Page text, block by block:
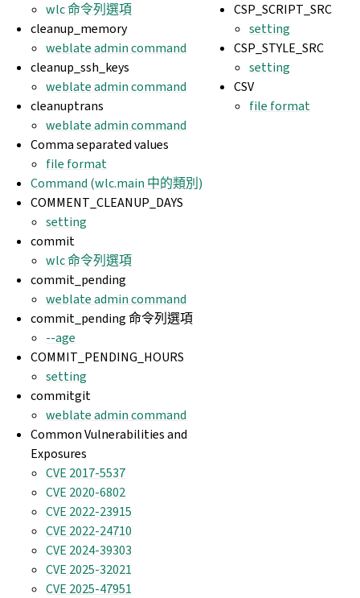
wlc 命令列選項
cleanup_memory
weblate admin command
cleanup_ssh_keys
weblate admin command
cleanuptrans
weblate admin command
Comma separated values
file format
Command (wlc.main 中的類別)
COMMENT_CLEANUP_DAYS
setting
commit
wlc 命令列選項
commit_pending
weblate admin command
commit_pending 命令列選項
--age
COMMIT_PENDING_HOURS
setting
commitgit
weblate admin command
Common Vulnerabilities and
Exposures
CVE 2017-5537
CVE 2020-6802
CVE 2022-23915
CVE 2022-24710
CVE 2024-39303
CVE 2025-32021
CVE 2025-47951
CSP_SCRIPT_SRC
setting
CSP_STYLE_SRC
setting
CSV
file format